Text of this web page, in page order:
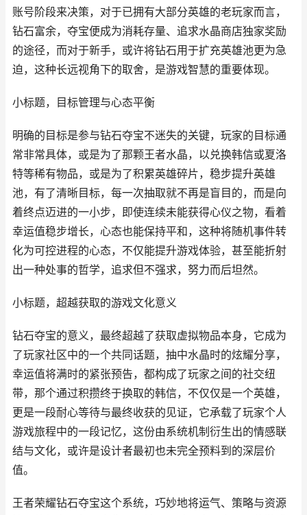
账号阶段来决策，对于已拥有大部分英雄的老玩家而言，
钻石富余，夺宝便成为消耗存量、追求水晶商店独家奖励
的途径，而对于新手，或许将钻石用于扩充英雄池更为急
迫，这种长远视角下的取舍，是游戏智慧的重要体现。
小标题，目标管理与心态平衡
明确的目标是参与钻石夺宝不迷失的关键，玩家的目标通
常非常具体，或是为了那颗王者水晶，以兑换韩信或夏洛
特等稀有物品，或是为了积累英雄碎片，稳步提升英雄
池，有了清晰目标，每一次抽取就不再是盲目的，而是向
着终点迈进的一小步，即使连续未能获得心仪之物，看着
幸运值稳步增长，心态也能保持平和，这种将随机事件转
化为可控进程的心态，不仅能提升游戏体验，甚至能折射
出一种处事的哲学，追求但不强求，努力而后坦然。
小标题，超越获取的游戏文化意义
钻石夺宝的意义，最终超越了获取虚拟物品本身，它成为
了玩家社区中的一个共同话题，抽中水晶时的炫耀分享，
幸运值将满时的紧张预告，都构成了玩家之间的社交纽
带，那个通过积攒终于换取的韩信，不仅仅是一个英雄，
更是一段耐心等待与最终收获的见证，它承载了玩家个人
游戏旅程中的一段记忆，这份由系统机制衍生出的情感联
结与文化，或许是设计者最初也未完全预料到的深层价
值。
王者荣耀钻石夺宝这个系统，巧妙地将运气、策略与资源